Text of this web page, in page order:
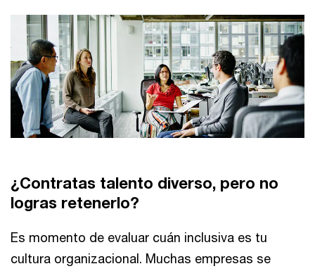
¿Contratas talento diverso, pero no
logras retenerlo?
Es momento de evaluar cuán inclusiva es tu
cultura organizacional. Muchas empresas se